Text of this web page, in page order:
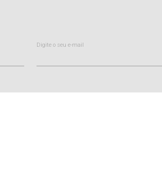
Digite o seu e-mail